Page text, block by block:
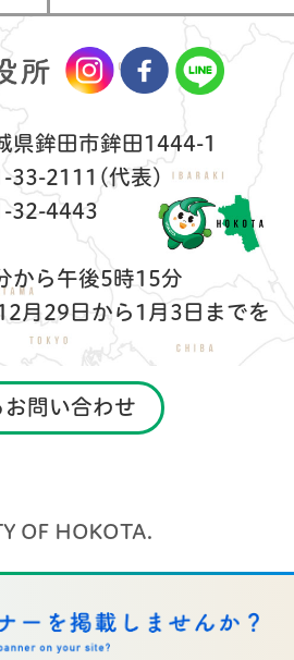
県鉾田市鉾田1444-1
33-2111(代表)
32-4443
から午後5時15分
月29日から1月3日までを
問い合わせ
OF HOKOTA.